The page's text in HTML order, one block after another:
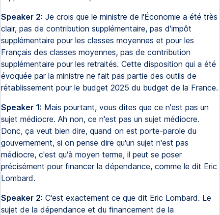
Speaker 2: Je crois que le ministre de l'Économie a été très
clair, pas de contribution supplémentaire, pas d'impôt
supplémentaire pour les classes moyennes et pour les
Français des classes moyennes, pas de contribution
supplémentaire pour les retraités. Cette disposition qui a été
évoquée par la ministre ne fait pas partie des outils de
rétablissement pour le budget 2025 du budget de la France.
Speaker 1: Mais pourtant, vous dites que ce n'est pas un
sujet médiocre. Ah non, ce n'est pas un sujet médiocre.
Donc, ça veut bien dire, quand on est porte-parole du
gouvernement, si on pense dire qu'un sujet n'est pas
médiocre, c'est qu'à moyen terme, il peut se poser
précisément pour financer la dépendance, comme le dit Eric
Lombard.
Speaker 2: C'est exactement ce que dit Eric Lombard. Le
sujet de la dépendance et du financement de la